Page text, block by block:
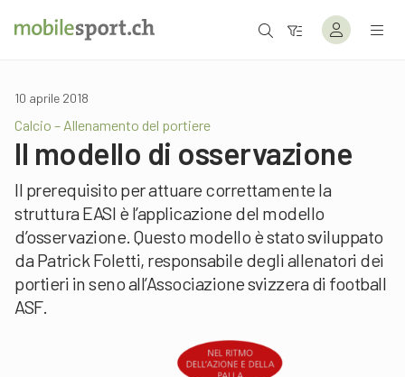
10 aprile 2018
Calcio – Allenamento del portiere
Il modello di osservazione
Il prerequisito per attuare correttamente la
struttura EASI è l’applicazione del modello
d’osservazione. Questo modello è stato sviluppato
da Patrick Foletti, responsabile degli allenatori dei
portieri in seno all’Associazione svizzera di football
ASF.